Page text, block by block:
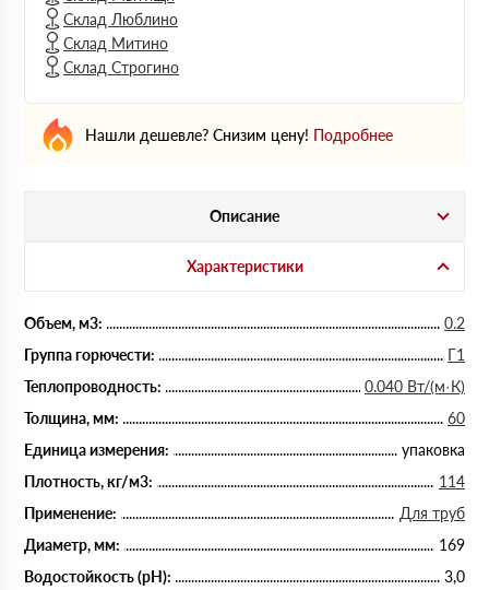
Склад Люблино
Склад Митино
Склад Строгино
Нашли дешевле? Снизим цену! Подробнее
Описание
Характеристики
Объем, м3:
0.2
Группа горючести:
Г1
Теплопроводность:
0.040 Вт/(м·К)
Толщина, мм:
60
Единица измерения:
упаковка
Плотность, кг/м3:
114
Применение:
Для труб
Диаметр, мм:
169
Водостойкость (рН):
3,0